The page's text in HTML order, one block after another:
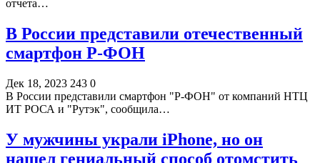
отчета…
В России представили отечественный
смартфон Р-ФОН
Дек 18, 2023 243 0
В России представили смартфон "Р-ФОН" от компаний НТЦ
ИТ РОСА и "Рутэк", сообщила…
У мужчины украли iPhone, но он
нашел гениальный способ отомстить